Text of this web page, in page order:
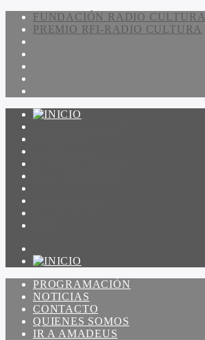
FUNDACIÓN RADIO CULTURA
PREMIO RFI-RADIO CULTURA
PROGRAMACIÓN
NOTICIAS
CONTACTO
QUIENES SOMOS
IR A AMADEUS